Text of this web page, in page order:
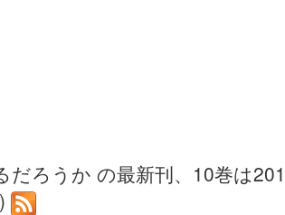
ろうか の最新刊、10巻は
)